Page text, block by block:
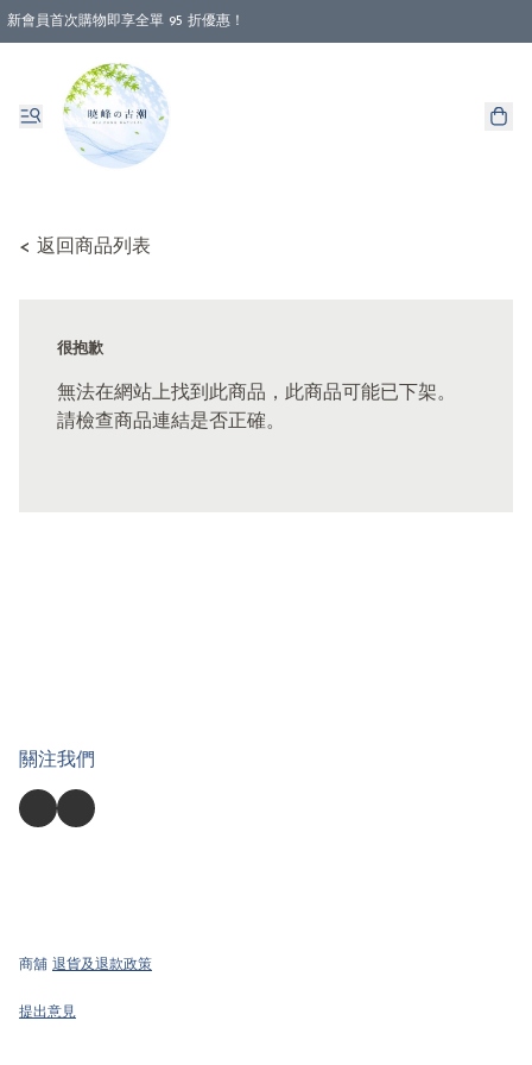
新會員首次購物即享全單 95 折優惠！
< 返回商品列表
很抱歉
無法在網站上找到此商品，此商品可能已下架。
請檢查商品連結是否正確。
關注我們
商舖 退貨及退款政策
提出意見